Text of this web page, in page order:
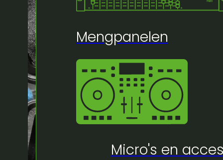
Mengpanelen
Micro's en